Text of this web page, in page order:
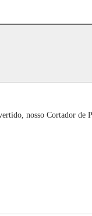
nosso Cortador de